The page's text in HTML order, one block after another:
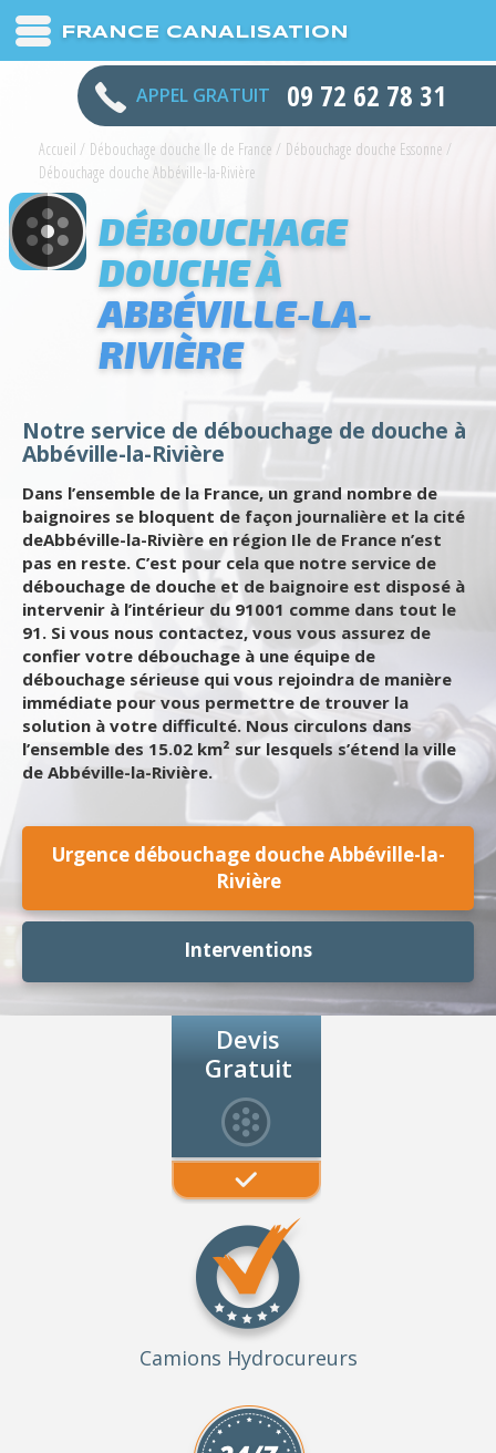
FRANCE CANALISATION
APPEL GRATUIT 09 72 62 78 31
Accueil / Débouchage douche Ile de France / Débouchage douche Essonne /
Débouchage douche Abbéville-la-Rivière
DÉBOUCHAGE
DOUCHE À
ABBÉVILLE-LA-
RIVIÈRE
Notre service de débouchage de douche à
Abbéville-la-Rivière
Dans l’ensemble de la France, un grand nombre de
baignoires se bloquent de façon journalière et la cité
deAbbéville-la-Rivière en région Ile de France n’est
pas en reste. C’est pour cela que notre service de
débouchage de douche et de baignoire est disposé à
intervenir à l’intérieur du 91001 comme dans tout le
91. Si vous nous contactez, vous vous assurez de
confier votre débouchage à une équipe de
débouchage sérieuse qui vous rejoindra de manière
immédiate pour vous permettre de trouver la
solution à votre difficulté. Nous circulons dans
l’ensemble des 15.02 km² sur lesquels s’étend la ville
de Abbéville-la-Rivière.
Urgence débouchage douche Abbéville-la-
Rivière
Interventions
Devis
Gratuit
Camions Hydrocureurs